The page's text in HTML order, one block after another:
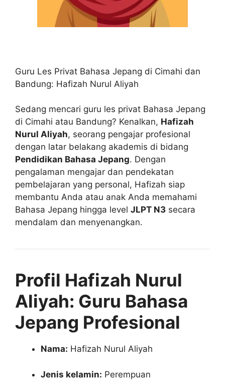
Guru Les Privat Bahasa Jepang di Cimahi dan
Bandung: Hafizah Nurul Aliyah
Sedang mencari guru les privat Bahasa Jepang
di Cimahi atau Bandung? Kenalkan, Hafizah
Nurul Aliyah, seorang pengajar profesional
dengan latar belakang akademis di bidang
Pendidikan Bahasa Jepang. Dengan
pengalaman mengajar dan pendekatan
pembelajaran yang personal, Hafizah siap
membantu Anda atau anak Anda memahami
Bahasa Jepang hingga level JLPT N3 secara
mendalam dan menyenangkan.
Profil Hafizah Nurul
Aliyah: Guru Bahasa
Jepang Profesional
Nama: Hafizah Nurul Aliyah
Jenis kelamin: Perempuan